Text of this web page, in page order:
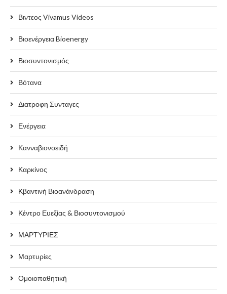
Βιντεος Vivamus Videos
Βιοενέργεια Bioenergy
Βιοσυντονισμός
Βότανα
Διατροφη Συνταγες
Ενέργεια
Κανναβιονοειδή
Καρκίνος
Κβαντινή Βιοανάνδραση
Κέντρο Ευεξίας & Βιοσυντονισμού
ΜΑΡΤΥΡΙΕΣ
Μαρτυρίες
Ομοιοπαθητική